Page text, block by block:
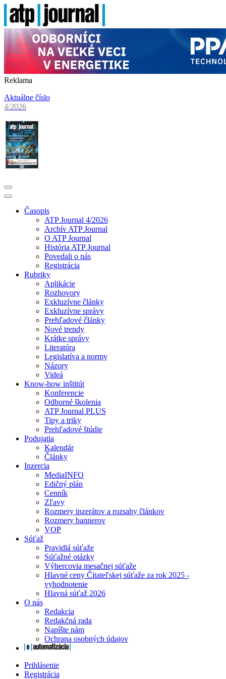
Reklama
Aktuálne číslo
4/2026
Časopis
ATP Journal 4/2026
Archív ATP Journal
O ATP Journal
História ATP Journal
Povedali o nás
Registrácia
Rubriky
Aplikácie
Rozhovory
Exkluzívne články
Exkluzívne správy
Prehľadové články
Nové trendy
Krátke správy
Literatúra
Legislatíva a normy
Názory
Videá
Know-how inštitút
Konferencie
Odborné školenia
ATP Journal PLUS
Tipy a triky
Prehľadové štúdie
Podujatia
Kalendár
Články
Inzercia
MediaINFO
Edičný plán
Cenník
Zľavy
Rozmery inzerátov a rozsahy článkov
Rozmery bannerov
VOP
Súťaž
Pravidlá súťaže
Súťažné otázky
Výhercovia mesačnej súťaže
Hlavné ceny Čitateľskej súťaže za rok 2025 -
vyhodnotenie
Hlavná súťaž 2026
O nás
Redakcia
Redakčná rada
Napíšte nám
Ochrana osobných údajov
Prihlásenie
Registrácia